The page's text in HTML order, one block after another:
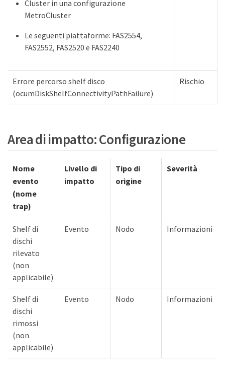
Cluster in una configurazione
MetroCluster
Le seguenti piattaforme: FAS2554,
FAS2552, FAS2520 e FAS2240
Errore percorso shelf disco
(ocumDiskShelfConnectivityPathFailure)
Rischio
Area di impatto: Configurazione
Nome
evento
(nome
trap)
Livello di
impatto
Tipo di
origine
Severità
Shelf di
dischi
rilevato
(non
applicabile)
Evento Nodo Informazioni
Shelf di
dischi
rimossi
(non
applicabile)
Evento Nodo Informazioni